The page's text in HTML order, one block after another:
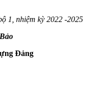
1, nhiệm kỳ 2022 -2025
Đảng